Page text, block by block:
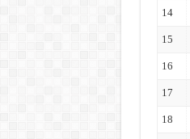
14
15
16
17
18